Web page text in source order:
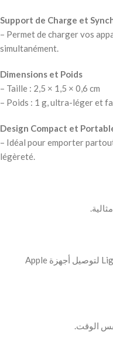
Support de Charge et
– Permet de charger vos
simultanément.
Dimensions et Poids
– Taille : 2,5 × 1,5 × 0,6 cm
– Poids : 1 g, ultra-léger et
Design Compact et
– Idéal pour emporter
légèreté.
‫- يحوّل منفذ Micro-USB إلى منفذ Lightning لتوصيل أجهزة Apple